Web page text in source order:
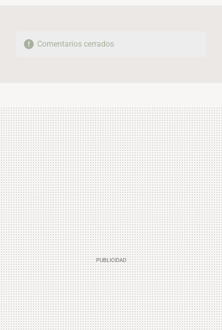
Comentarios cerrados